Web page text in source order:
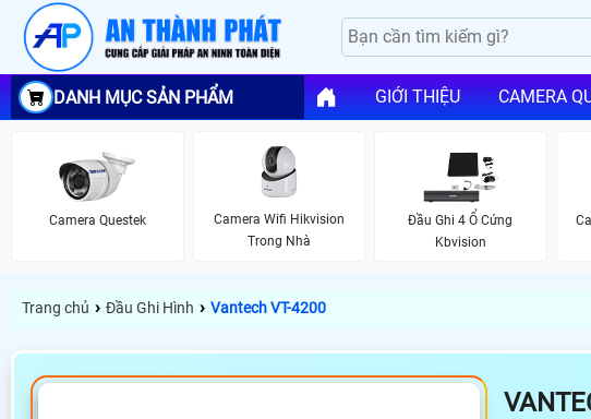
DANH MỤC SẢN PHẨM GIỚI THIỆU CAMERA
Camera Questek
Camera Wifi Hikvision
Trong Nhà
Đầu Ghi 4 Ổ Cứng
Kbvision
Trang chủ › Đầu Ghi Hình › Vantech VT-4200